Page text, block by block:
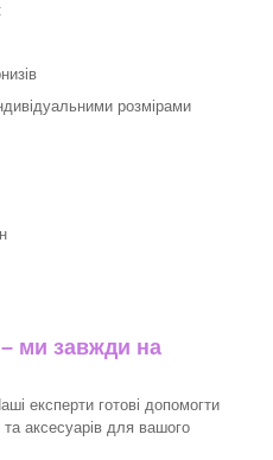
розмірами
– ми завжди на
експерти готові допомогти
аксесуарів для вашого